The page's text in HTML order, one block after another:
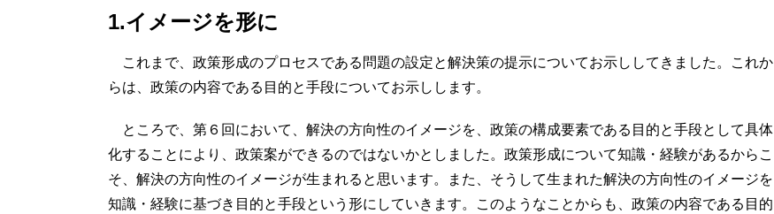
1.イメージを形に
これまで、政策形成のプロセスである問題の設定と解決策の提示についてお示ししてきました。これか
らは、政策の内容である目的と手段についてお示しします。
ところで、第６回において、解決の方向性のイメージを、政策の構成要素である目的と手段として具体
化することにより、政策案ができるのではないかとしました。政策形成について知識・経験があるからこ
そ、解決の方向性のイメージが生まれると思います。また、そうして生まれた解決の方向性のイメージを
知識・経験に基づき目的と手段という形にしていきます。このようなことからも、政策の内容である目的